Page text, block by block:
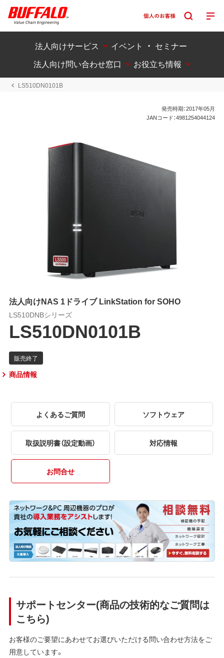
法人向けサービス
イベント ・ セミナー
法人向け問い合わせ窓口
お役立ち情報
LS510DN0101B
発売時期：2017年05月
JANコード：4981254044124
法人向けNAS 1ドライブ LinkStation for SOHO
LS510DNBシリーズ
LS510DN0101B
商品情報
よくあるご質問 ソフトウェア
取扱説明書（設定動画） 対応情報
お問合せ
サポートセンター(商品の技術的なご質問は
こちら)
お客様のご要望にあわせてお選びいただける問い合わせ方法をご
用意しています。